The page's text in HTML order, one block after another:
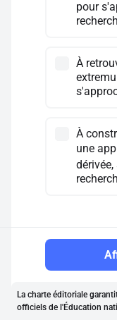
pour
À
À
une
La charte éditoriale
officiels de l'Éducation